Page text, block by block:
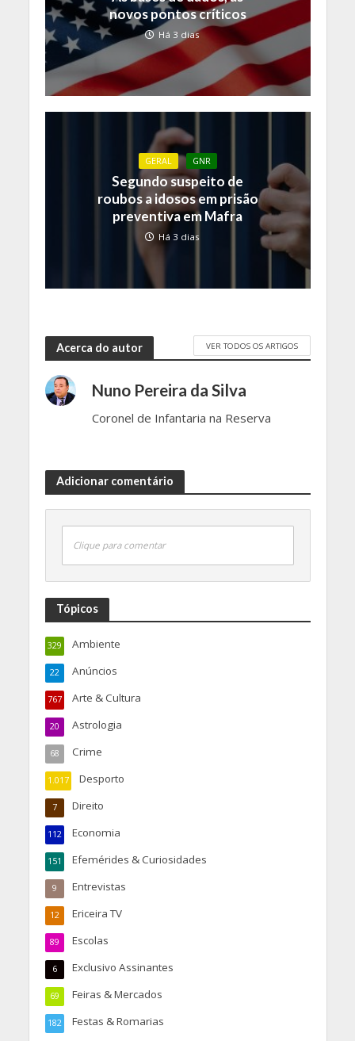
novos pontos críticos
Há 3 dias
GERAL GNR
Segundo suspeito de
roubos a idosos em prisão
preventiva em Mafra
Há 3 dias
Acerca do autor VER TODOS OS ARTIGOS
Nuno Pereira da Silva
Coronel de Infantaria na Reserva
Adicionar comentário
Clique para comentar
Tópicos
Ambiente
329
Anúncios
22
Arte & Cultura
767
Astrologia
20
Crime
68
Desporto
1.017
Direito
7
Economia
112
Efemérides & Curiosidades
151
Entrevistas
9
Ericeira TV
12
Escolas
89
Exclusivo Assinantes
6
Feiras & Mercados
69
Festas & Romarias
182